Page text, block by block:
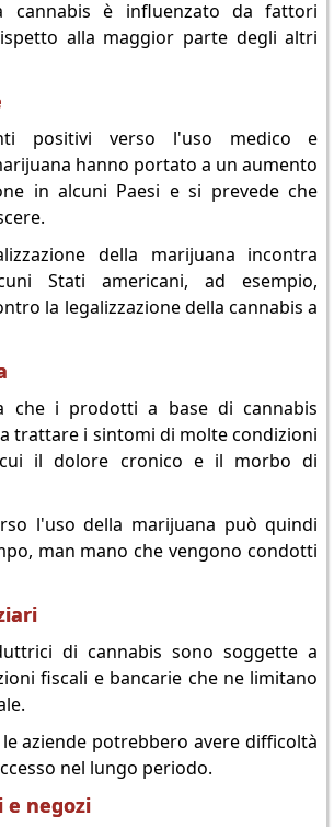
cannabis è influenzato da fattori
alla maggior parte degli altri
positivi verso l'uso medico e
hanno portato a un aumento
in alcuni Paesi e si prevede che
della marijuana incontra
Stati americani, ad esempio,
la legalizzazione della cannabis a
che i prodotti a base di cannabis
trattare i sintomi di molte condizioni
il dolore cronico e il morbo di
l'uso della marijuana può quindi
man mano che vengono condotti
di cannabis sono soggette a
fiscali e bancarie che ne limitano
aziende potrebbero avere difficoltà
nel lungo periodo.
negozi